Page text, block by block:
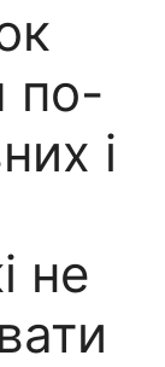
по-
і
не